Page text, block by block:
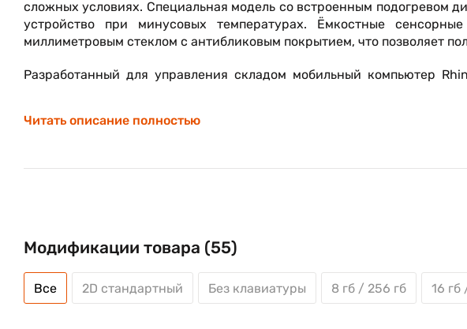
сложных условиях. Специальная модель со встроенным подогревом
устройство при минусовых температурах. Ёмкостные
миллиметровым стеклом с антибликовым покрытием, что позволяет
Разработанный для управления складом мобильный компьютер
Читать описание полностью
Модификации товара (55)
Все 2D стандартный Без клавиатуры 8 гб / 256 гб 16 гб